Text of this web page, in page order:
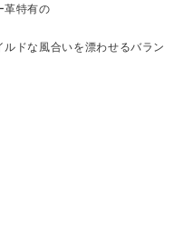
革特有の
ドな風合いを漂わせるバラン